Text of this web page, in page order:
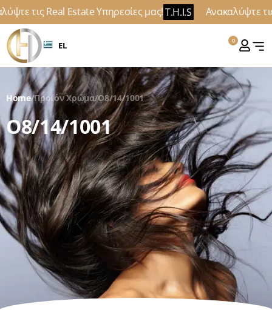
τις Real Estate Υπηρεσίες μας!T.H.I.S Ανακαλύψτε
EL 0
Home/Προϊόν Χρώμα/O8/14/1001
O8/14/1001